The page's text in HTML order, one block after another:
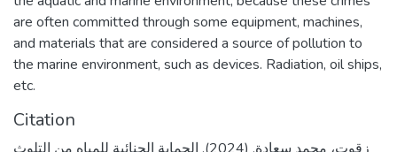
are often committed through some equipment, machines,
and materials that are considered a source of pollution to
the marine environment, such as devices. Radiation, oil ships,
etc.
Citation